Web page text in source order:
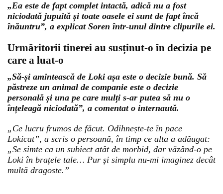
„Ea este de fapt complet intactă, adică nu a fost
niciodată jupuită și toate oasele ei sunt de fapt încă
înăuntru”, a explicat Soren într-unul dintre clipurile ei.
Urmăritorii tinerei au susținut-o în decizia pe
care a luat-o
„Să-și amintească de Loki așa este o decizie bună. Să
păstreze un animal de companie este o decizie
personală și una pe care mulți s-ar putea să nu o
înțeleagă niciodată”, a comentat o internaută.
„Ce lucru frumos de făcut. Odihnește-te în pace
Lokicat”, a scris o persoană, în timp ce alta a adăugat:
„Se simte ca un subiect atât de morbid, dar văzând-o pe
Loki în brațele tale… Pur și simplu nu-mi imaginez decât
multă dragoste.”